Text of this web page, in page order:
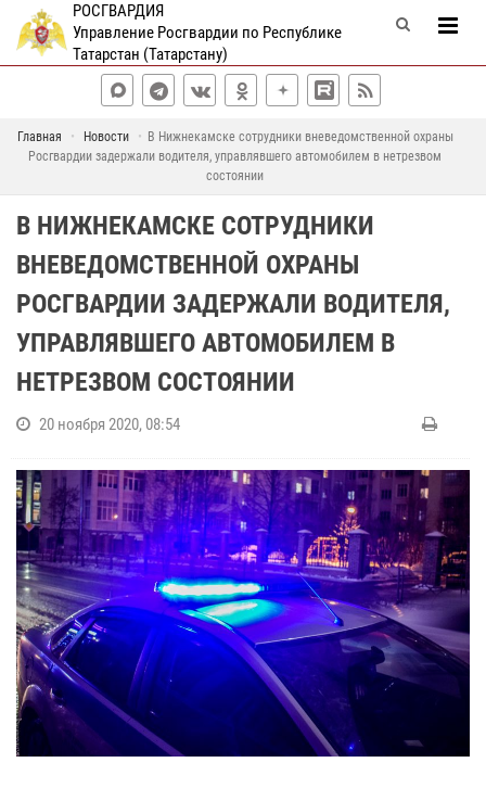
РОСГВАРДИЯ
Управление Росгвардии по Республике
Татарстан (Татарстану)
Главная Новости
В Нижнекамске сотрудники вневедомственной охраны
Росгвардии задержали водителя, управлявшего автомобилем в нетрезвом
состоянии
В НИЖНЕКАМСКЕ СОТРУДНИКИ
ВНЕВЕДОМСТВЕННОЙ ОХРАНЫ
РОСГВАРДИИ ЗАДЕРЖАЛИ ВОДИТЕЛЯ,
УПРАВЛЯВШЕГО АВТОМОБИЛЕМ В
НЕТРЕЗВОМ СОСТОЯНИИ
20 ноября 2020, 08:54